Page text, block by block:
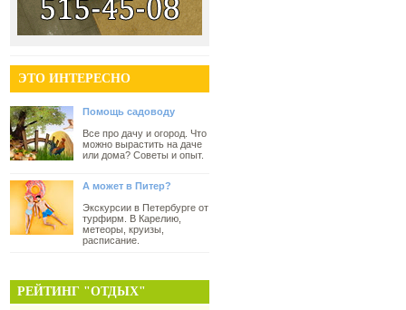
ЭТО ИНТЕРЕСНО
Помощь садоводу
Все про дачу и огород. Что
можно вырастить на даче
или дома? Советы и опыт.
А может в Питер?
Экскурсии в Петербурге от
турфирм. В Карелию,
метеоры, круизы,
расписание.
РЕЙТИНГ "ОТДЫХ"